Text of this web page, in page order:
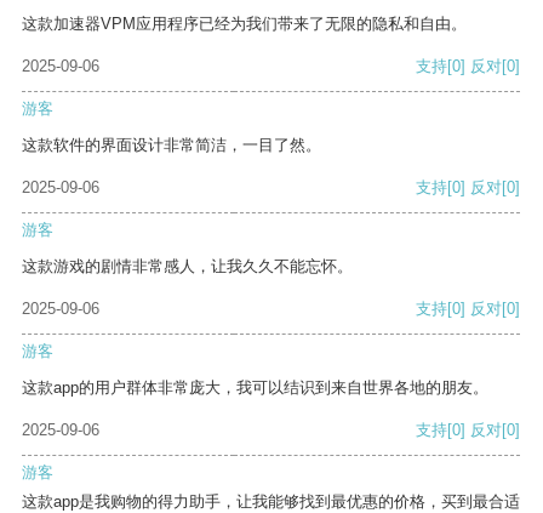
这款加速器VPM应用程序已经为我们带来了无限的隐私和自由。
2025-09-06 支持[0] 反对[0]
游客
这款软件的界面设计非常简洁，一目了然。
2025-09-06 支持[0] 反对[0]
游客
这款游戏的剧情非常感人，让我久久不能忘怀。
2025-09-06 支持[0] 反对[0]
游客
这款app的用户群体非常庞大，我可以结识到来自世界各地的朋友。
2025-09-06 支持[0] 反对[0]
游客
这款app是我购物的得力助手，让我能够找到最优惠的价格，买到最合适